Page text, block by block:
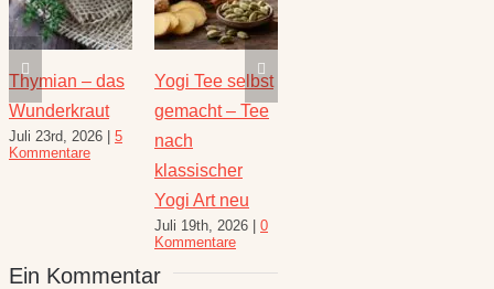
Thymian – das
Wunderkraut
Juli 23rd, 2026
5
Kommentare
Yogi Tee selbst
gemacht – Tee
nach
klassischer
Yogi Art neu
Juli 19th, 2026
0
Kommentare
Ein Kommentar